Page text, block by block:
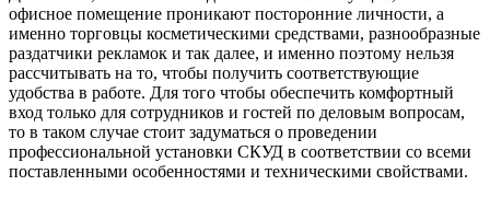
офисное помещение проникают посторонние личности, а
именно торговцы косметическими средствами, разнообразные
раздатчики рекламок и так далее, и именно поэтому нельзя
рассчитывать на то, чтобы получить соответствующие
удобства в работе. Для того чтобы обеспечить комфортный
вход только для сотрудников и гостей по деловым вопросам,
то в таком случае стоит задуматься о проведении
профессиональной установки СКУД в соответствии со всеми
поставленными особенностями и техническими свойствами.